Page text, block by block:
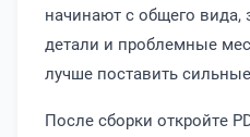
начинают с общего
детали и проблемные
лучше поставить
После сборки откройте